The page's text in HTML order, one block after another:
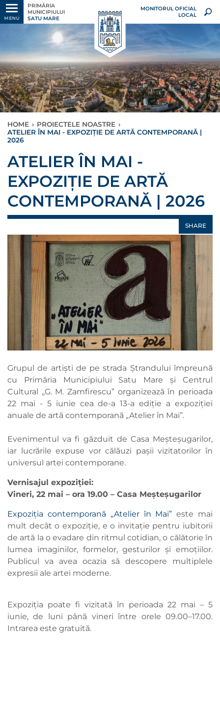
MENU
PRIMĂRIA
MUNICIPIULUI
SATU MARE
MONITORUL OFICIAL
LOCAL
HOME › PROIECTELE NOASTRE ›
ATELIER ÎN MAI - EXPOZIȚIE DE ARTĂ CONTEMPORANĂ |
2026
ATELIER ÎN MAI -
EXPOZIȚIE DE ARTĂ
CONTEMPORANĂ | 2026
SHARE
Grupul de artiști de pe strada Ștrandului împreună
cu Primăria Municipiului Satu Mare și Centrul
Cultural „G. M. Zamfirescu” organizează în perioada
22 mai - 5 iunie cea de-a 13-a ediție a expoziției
anuale de artă contemporană „Atelier în Mai”.
Evenimentul va fi găzduit de Casa Meșteșugarilor,
iar lucrările expuse vor călăuzi pașii vizitatorilor în
universul artei contemporane.
Vernisajul expoziției:
Vineri, 22 mai – ora 19.00 – Casa Meșteșugarilor
Expoziția contemporană „Atelier în Mai”este mai
mult decât o expoziție, e o invitație pentru iubitorii
de artă la o evadare din ritmul cotidian, o călătorie în
lumea imaginilor, formelor, gesturilor și emoțiilor.
Publicul va avea ocazia să descopere multiplele
expresii ale artei moderne.
Expoziția poate fi vizitată în perioada 22 mai – 5
iunie, de luni până vineri între orele 09.00–17.00.
Intrarea este gratuită.